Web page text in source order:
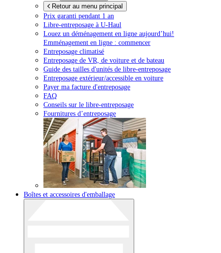
Retour au menu principal
Prix garanti pendant 1 an
Libre-entreposage à U-Haul
Louez un déménagement en ligne aujourd’hui!
Emménagement en ligne : commencer
Entreposage climatisé
Entreposage de VR, de voiture et de bateau
Guide des tailles d'unités de libre-entreposage
Entreposage extérieur/accessible en voiture
Payer ma facture d'entreposage
FAQ
Conseils sur le libre-entreposage
Fournitures d’entreposage
Boîtes et accessoires d'emballage